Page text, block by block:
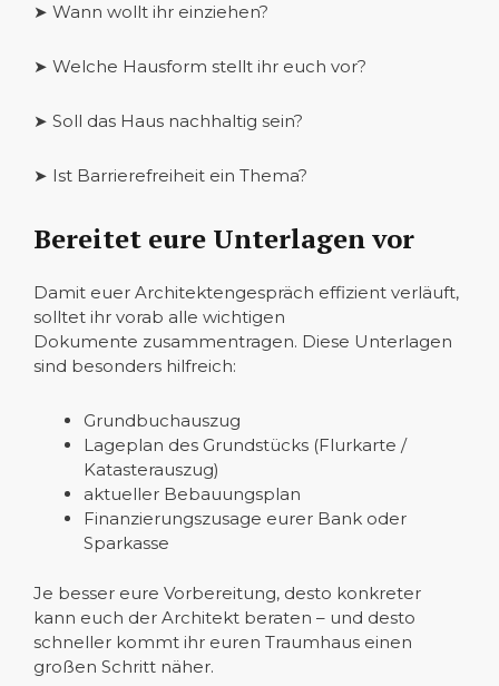
➤ Wann wollt ihr einziehen?
➤ Welche Hausform stellt ihr euch vor?
➤ Soll das Haus nachhaltig sein?
➤ Ist Barrierefreiheit ein Thema?
Bereitet eure Unterlagen vor
Damit euer Architektengespräch effizient verläuft,
solltet ihr vorab alle wichtigen
Dokumente zusammentragen. Diese Unterlagen
sind besonders hilfreich:
Grundbuchauszug
Lageplan des Grundstücks (Flurkarte /
Katasterauszug)
aktueller Bebauungsplan
Finanzierungszusage eurer Bank oder
Sparkasse
Je besser eure Vorbereitung, desto konkreter
kann euch der Architekt beraten – und desto
schneller kommt ihr euren Traumhaus einen
großen Schritt näher.